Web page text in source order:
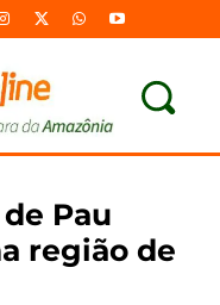
Pau
região de